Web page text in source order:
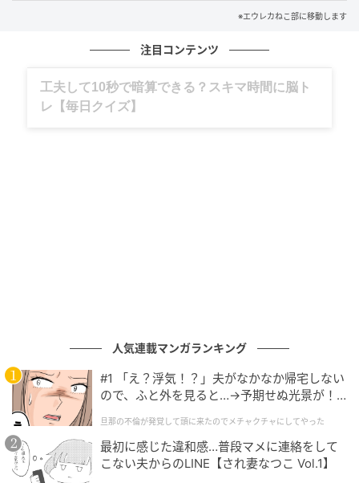
※エウレカねこ部に移動します
注目コンテンツ
グルメ、ギャグ、子育て、旅行記……全部、読
めます。
人気連載マンガランキング
#1 「え？浮気！？」夫がなかなか帰宅しない
ので、ふと外を見ると…→予期せぬ光景が！
クチャにしてやった
旦那の不倫が発覚して頭に来たのでメチャクチャにしてやった
最初に感じた違和感…普段マメに連絡をして
こない夫からのLINE【され妻なつこ Vol.1】